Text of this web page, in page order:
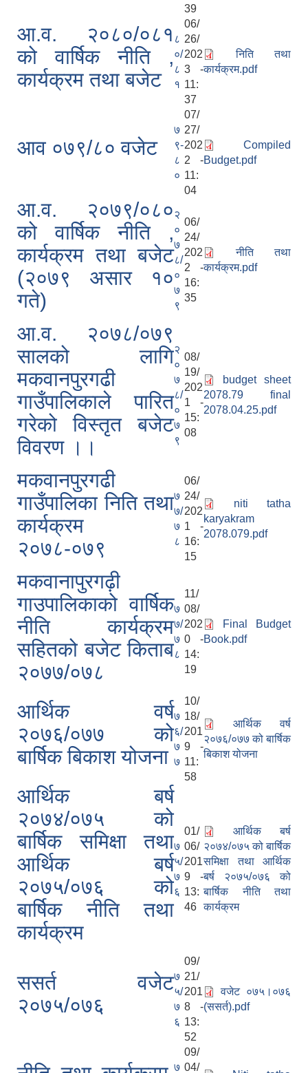
39
आ.व. २०८०/०८१
को वार्षिक नीति ,
कार्यक्रम तथा बजेट
८
०/
८
१
06/
26/
202
3 -
11:
37
निति तथा
कार्यक्रम.pdf
आव ०७९/८० वजेट
७
९-
८
०
07/
27/
202
2 -
11:
04
Compiled
Budget.pdf
आ.व. २०७९/०८०
को वार्षिक नीति ,
कार्यक्रम तथा बजेट
(२०७९ असार १०
गते)
२
०
७
८/
०
७
९
06/
24/
202
2 -
16:
35
नीति तथा
कार्यक्रम.pdf
आ.व. २०७८/०७९
सालको लागि
मकवानपुरगढी
गाउँपालिकाले पारित
गरेको विस्तृत बजेट
विवरण ।।
२
०
७
८/
०
७
९
08/
19/
202
1 -
15:
08
budget sheet
2078.79 final
2078.04.25.pdf
मकवानपुरगढी
गाउँपालिका निति तथा
कार्यक्रम
२०७८-०७९
७
७/
७
८
06/
24/
202
1 -
16:
15
niti tatha
karyakram
2078.079.pdf
मकवानापुरगढ़ी
गाउपालिकाको वार्षिक
नीति कार्यक्रम
सहितको बजेट किताब
२०७७/०७८
७
७/
७
८
11/
08/
202
0 -
14:
19
Final Budget
Book.pdf
आर्थिक वर्ष
२०७६/०७७ को
बार्षिक बिकाश योजना
७
६/
७
७
10/
18/
201
9 -
11:
58
आर्थिक वर्ष
२०७६/०७७ को बार्षिक
बिकाश योजना
आर्थिक बर्ष
२०७४/०७५ को
बार्षिक समिक्षा तथा
आर्थिक बर्ष
२०७५/०७६ को
बार्षिक नीति तथा
कार्यक्रम
७
५/
७
६
01/
06/
201
9 -
13:
46
आर्थिक बर्ष
२०७४/०७५ को बार्षिक
समिक्षा तथा आर्थिक
बर्ष २०७५/०७६ को
बार्षिक नीति तथा
कार्यक्रम
ससर्त वजेट
२०७५/०७६
७
५/
७
६
09/
21/
201
8 -
13:
52
वजेट ०७५।०७६
(ससर्त).pdf
७
09/
04/